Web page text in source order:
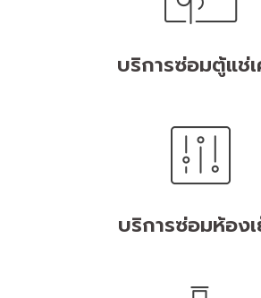
บริการซ่อมตู้แช่
บริการซ่อมห้อง